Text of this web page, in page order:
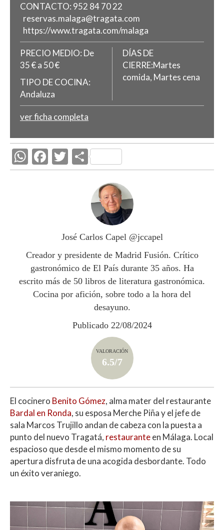
CONTACTO: 952 84 70 22
reservas.malaga@tragata.com
https://www.tragata.com/malaga
PRECIO MEDIO: De
35 € a 50 €
TIPO DE COCINA:
Andaluza
DÍAS DE
CIERRE:Martes
comida, Martes cena
ver ficha completa
W
h
p
F
ac
k
T
w
C
o
m
p
ar
ti
r
José Carlos Capel @jccapel
Creador y presidente de Madrid Fusión. Crítico
gastronómico de El País durante 35 años. Ha
escrito más de 50 libros de literatura gastronómica.
Cocina por afición, sobre todo a la hora del
desayuno.
Publicado 22/08/2024
VALORACIÓN
6.5/7
El cocinero Benito Gómez, alma mater del restaurante
Bardal en Ronda, su esposa Merche Piña y el jefe de
sala Marcos Trujillo andan de cabeza con la puesta a
punto del nuevo Tragatá, restauranteen Málaga. Local
espacioso que desde el mismo momento de su
apertura disfruta de una acogida desbordante. Todo
un éxito veraniego.